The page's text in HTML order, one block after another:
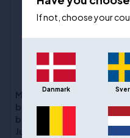
My Hood Mobil
basketballkurv med
basketballstativ "Pro
Jump"
If not, choose your
Danmark